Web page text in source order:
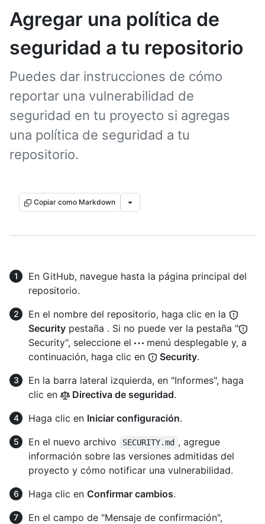
Agregar una política de
seguridad a tu repositorio
Puedes dar instrucciones de cómo
reportar una vulnerabilidad de
seguridad en tu proyecto si agregas
una política de seguridad a tu
repositorio.
Copiar como Markdown
En GitHub, navegue hasta la página principal del
repositorio.
En el nombre del repositorio, haga clic en la
Security pestaña . Si no puede ver la pestaña "
Security", seleccione el
menú desplegable y, a
continuación, haga clic en
Security.
En la barra lateral izquierda, en "Informes", haga
clic en
Directiva de seguridad.
Haga clic en Iniciar configuración.
En el nuevo archivo
SECURITY.md , agregue
información sobre las versiones admitidas del
proyecto y cómo notificar una vulnerabilidad.
Haga clic en Confirmar cambios.
En el campo de "Mensaje de confirmación",